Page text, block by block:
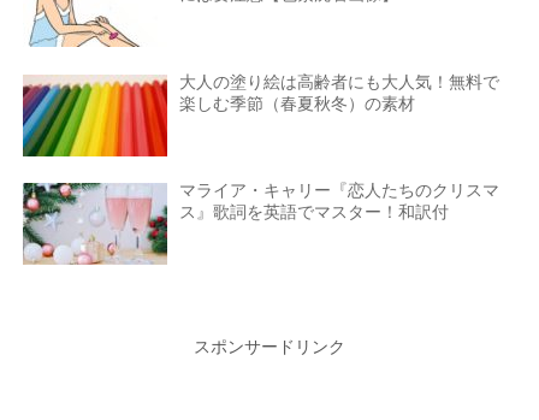
大人の塗り絵は高齢者にも大人気！無料で
楽しむ季節（春夏秋冬）の素材
マライア・キャリー『恋人たちのクリスマ
ス』歌詞を英語でマスター！和訳付
スポンサードリンク